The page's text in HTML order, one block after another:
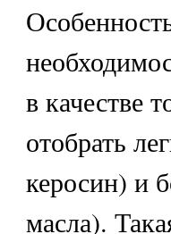
в качестве
отобрать
керосин) и
масла).